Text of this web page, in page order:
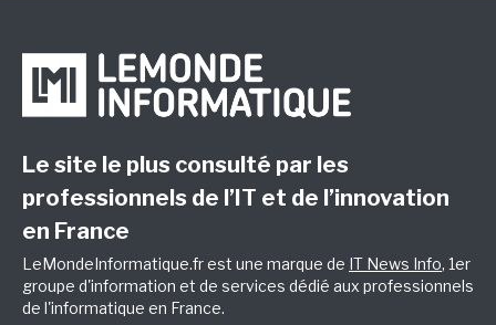
Le site le plus consulté par les
professionnels de l’IT et de l’innovation
en France
LeMondeInformatique.fr est une marque de IT News Info, 1er
groupe d'information et de services dédié aux professionnels
de l'informatique en France.